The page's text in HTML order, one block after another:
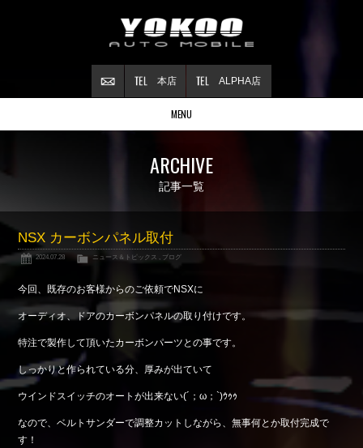
ALPHA店
本店
MENU
About NSX
NSXについて
Reflesh Plan
Trade in
買取査定
Blog
公式ブログ
Shop info.
店舗紹介
Company
会社概要
ARCHIVE
記事一覧
NSX カーボンパネル取付
2024.07.28 ニュース＆トピックス , ブログ
今回、既存のお客様からのご依頼でNSXに
オーディオ、ドアのカーボンパネルの取り付けです。
特注で製作して頂いたカーボンパーツとの事です。
しっかりと作られている分、厚みが出ていて
ウインドスイッチのオートが出来ない(´；ω；`)ｳｩｩ
なので、ベルトサンダーで調整カットしながら、無事何とか取付完成で
す！